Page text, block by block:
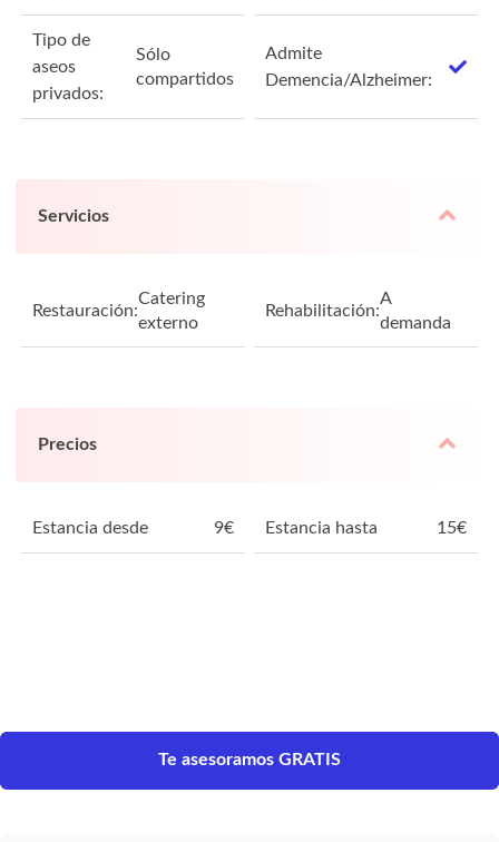
Tipo de
aseos
privados:
Sólo
compartidos
Admite
Demencia/Alzheimer:
Servicios
Restauración:
Catering
externo
Rehabilitación:
A
demanda
Precios
Estancia desde 9€ Estancia hasta 15€
Te asesoramos GRATIS